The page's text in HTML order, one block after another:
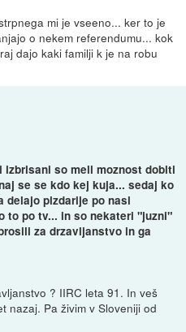
mi je vseeno... ker to je
o nekem referendumu... kok
dajo kaki familji k je na robu
so meli moznost dobiti
se se kdo kej kuja... sedaj ko
delajo pizdarije po nasi
to po tv... in so nekateri "juzni"
za drzavljanstvo in ga
? IIRC leta 91. In veš
nazaj. Pa živim v Sloveniji od